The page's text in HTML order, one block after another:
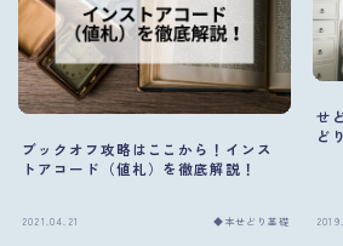
ブックオフ攻略はここから！インス
トアコード（値札）を徹底解説！
2021.04.21 ◆本せどり基礎
せ
ど